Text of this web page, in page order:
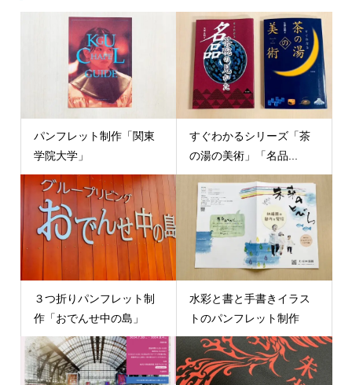
パンフレット制作「関東
学院大学」
すぐわかるシリーズ「茶
の湯の美術」「名品...
３つ折りパンフレット制
作「おでんせ中の島」
水彩と書と手書きイラス
トのパンフレット制作